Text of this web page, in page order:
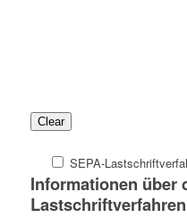
Clear
SEPA-
Informationen über